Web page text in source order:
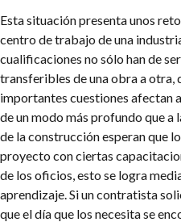
Esta situación presenta unos
centro de trabajo de una
cualificaciones no sólo han de
transferibles de una obra a otra,
importantes cuestiones afectan
de un modo más profundo que a
de la construcción esperan que
proyecto con ciertas
de los oficios, esto se logra
aprendizaje. Si un contratista
que el día que los necesita se